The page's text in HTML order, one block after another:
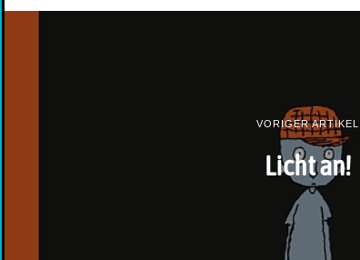
VORIGER ARTIKEL
Licht an!